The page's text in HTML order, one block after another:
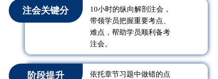
注会关键分
10小时的纵向解剖注会，
带领学员把握重要考点、
难点，帮助学员顺利备考
注会。
阶段提升
依托章节习题中做错的点